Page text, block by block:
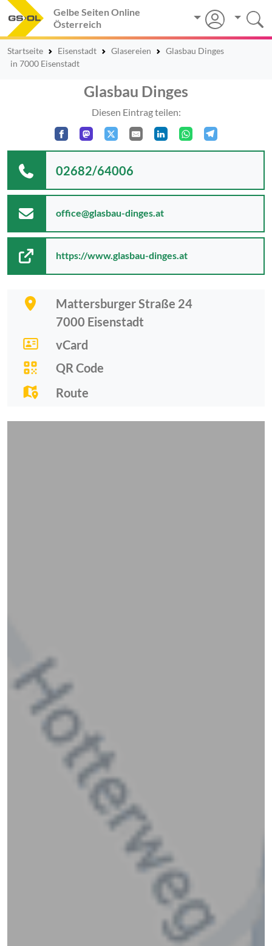
Gelbe Seiten Online
Österreich
Startseite Eisenstadt Glasereien
Glasbau Dinges
in 7000 Eisenstadt
Glasbau Dinges
Diesen Eintrag teilen:
Mattersburger Straße 24
7000 Eisenstadt
vCard
QR Code
Route
02682/64006
office@glasbau-dinges.at
https://www.glasbau-dinges.at